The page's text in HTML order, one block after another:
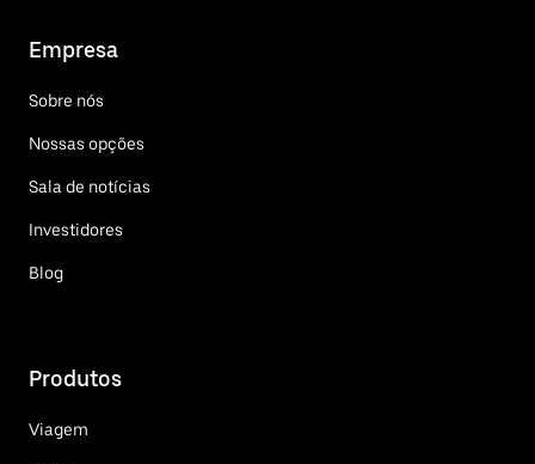
Empresa
Sobre nós
Nossas opções
Sala de notícias
Investidores
Blog
Produtos
Viagem